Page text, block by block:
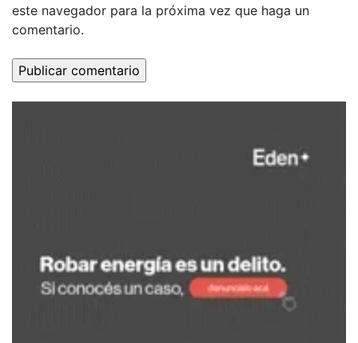
este navegador para la próxima vez que haga un
comentario.